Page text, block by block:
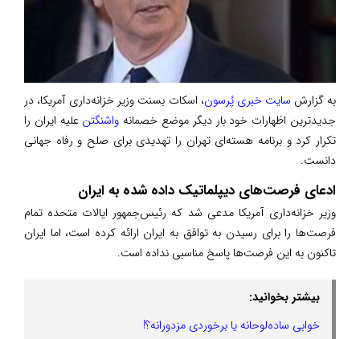
به گزارش سایت خبری پُرسون، اسکات بسنت وزیر خزانه‌داری آمریکا، در
جدیدترین اظهارات خود بار دیگر موضع خصمانه واشنگتن علیه ایران را
تکرار کرد و برنامه هسته‌ای تهران را تهدیدی برای صلح و رفاه جهانی
دانست.
ادعای فرصت‌های دیپلماتیک داده شده به ایران
وزیر خزانه‌داری آمریکا مدعی شد که رئیس‌جمهور ایالات متحده تمام
فرصت‌ها را برای رسیدن به توافق به ایران ارائه کرده است، اما ایران
تاکنون به این فرصت‌ها پاسخ مناسبی نداده است.
بیشتر بخوانید:
خوابی ساده‌لوحانه یا برخوردی مزدورانه؟!